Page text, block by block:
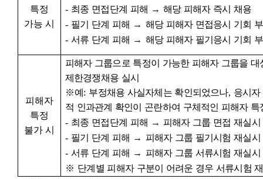
특정
가능 시
- 최종 면접단계 피해 →해당 피해자 즉시 채용
- 필기 단계 피해 → 해당 피해자 면접응시 기회
-서류 단계 피해 → 해당 피해자 필기응시 기회
피해자
특정
불가 시
피해자 그룹으로 특정이 가능한 피해자 그룹을
제한경쟁채용 실시
※예 : 부정채용 사실자체는 확인되었으나, 응시
적 인과관계 확인이 곤란하여 구체적인 피해자 특
- 최종 면접단계 피해 → 피해자 그룹 면접 재실시
- 필기 단계 피해 → 피해자 그룹 필기시험 재실시
-서류 단계 피해 → 피해자 그룹 서류시험 재실시
※ 단계별 피해자 구분이 어려운 경우 서류시험